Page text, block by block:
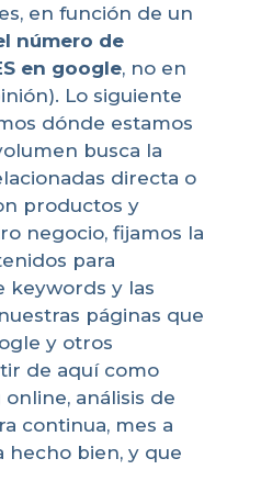
en función de un
número de
en google, no en
Lo siguiente
dónde estamos
busca la
directa o
productos y
negocio, fijamos la
para
keywords y las
páginas que
y otros
de aquí como
análisis de
continua, mes a
hecho bien, y que